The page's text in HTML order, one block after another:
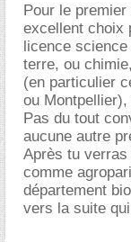
Pour le
excellent choix
licence
terre, ou
(en particulier
ou
Pas du tout
aucune autre
Après tu verras
comme
département
vers la suite